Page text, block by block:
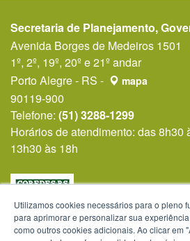
Secretaria de Planejamento,
Avenida Borges de Medeiros 1501
1º, 2º, 19º, 20º e 21º andar
Porto Alegre - RS -
mapa
90119-900
Telefone: (51) 3288-1299
Horários de atendimento: das 8h30
13h30 às 18h
Utilizamos cookies necessários para o pleno
para aprimorar e personalizar sua
como outros cookies adicionais. Ao clicar em